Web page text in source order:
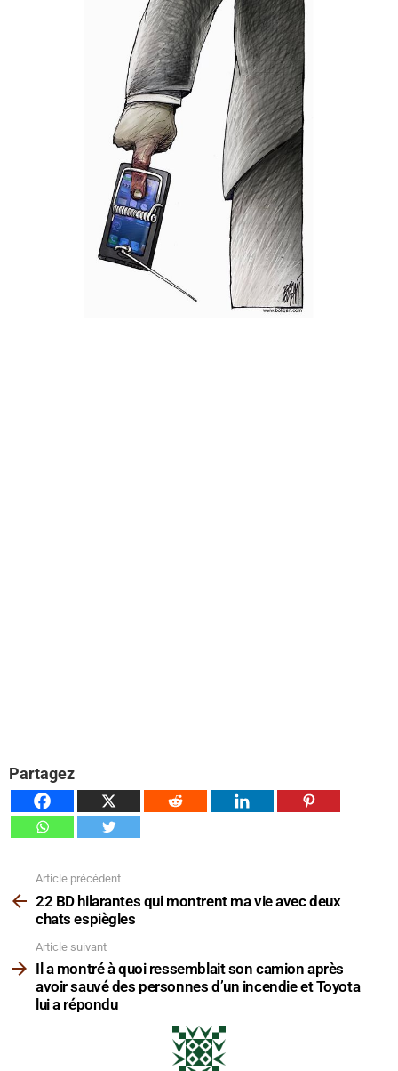
Partagez
plus
Article précédent
22 BD hilarantes qui montrent ma vie avec deux
chats espiègles
Article suivant
Il a montré à quoi ressemblait son camion après
avoir sauvé des personnes d’un incendie et Toyota
lui a répondu